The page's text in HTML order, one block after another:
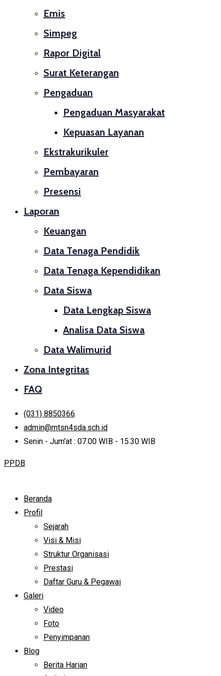
Emis
Simpeg
Rapor Digital
Surat Keterangan
Pengaduan
Pengaduan Masyarakat
Kepuasan Layanan
Ekstrakurikuler
Pembayaran
Presensi
Laporan
Keuangan
Data Tenaga Pendidik
Data Tenaga Kependidikan
Data Siswa
Data Lengkap Siswa
Analisa Data Siswa
Data Walimurid
Zona Integritas
FAQ
(031) 8850366
admin@mtsn4sda.sch.id
Senin - Jum'at : 07.00 WIB - 15.30 WIB
PPDB
Beranda
Profil
Sejarah
Visi & Misi
Struktur Organisasi
Prestasi
Daftar Guru & Pegawai
Galeri
Video
Foto
Penyimpanan
Blog
Berita Harian